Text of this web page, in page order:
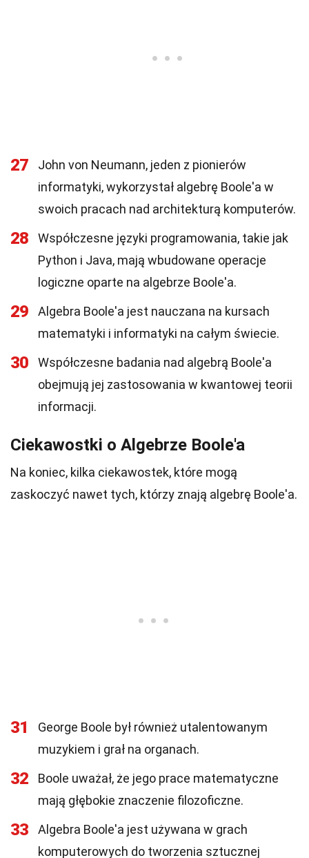
27
John von Neumann, jeden z pionierów
informatyki, wykorzystał algebrę Boole'a w
swoich pracach nad architekturą komputerów.
28
Współczesne języki programowania, takie jak
Python i Java, mają wbudowane operacje
logiczne oparte na algebrze Boole'a.
29
Algebra Boole'a jest nauczana na kursach
matematyki i informatyki na całym świecie.
30
Współczesne badania nad algebrą Boole'a
obejmują jej zastosowania w kwantowej teorii
informacji.
Ciekawostki o Algebrze Boole'a
Na koniec, kilka ciekawostek, które mogą
zaskoczyć nawet tych, którzy znają algebrę Boole'a.
31
George Boole był również utalentowanym
muzykiem i grał na organach.
32
Boole uważał, że jego prace matematyczne
mają głębokie znaczenie filozoficzne.
33
Algebra Boole'a jest używana w grach
komputerowych do tworzenia sztucznej